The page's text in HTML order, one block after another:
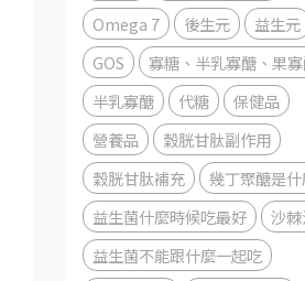
Omega 7
後生元
益生元
GOS
寡糖、半乳寡醣、果
半乳寡醣
代糖
保健品
營養品
穀胱甘肽副作用
穀胱甘肽補充
幾丁聚醣是
益生菌什麼時候吃最好
沙
益生菌不能跟什麼一起吃